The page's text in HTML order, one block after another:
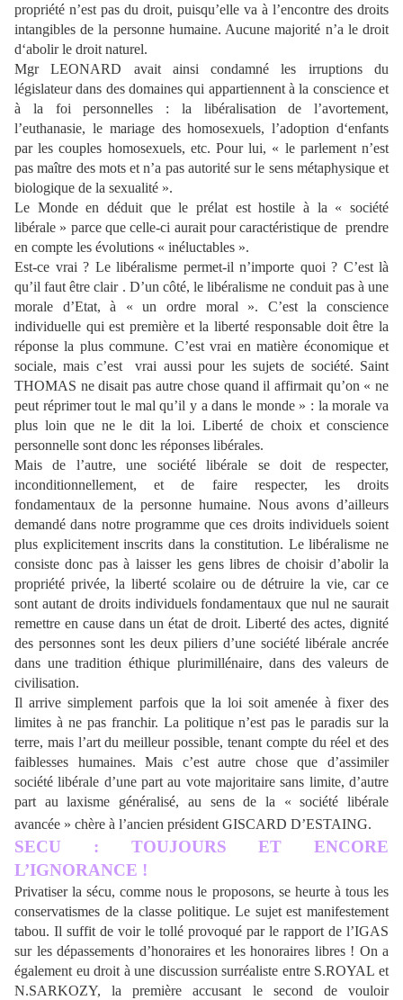
propriété n’est pas du droit, puisqu’elle va à l’encontre des droits
intangibles de la personne humaine. Aucune majorité n’a le droit
d‘abolir le droit naturel.
Mgr LEONARD avait ainsi condamné les irruptions du
législateur dans des domaines qui appartiennent à la conscience et
à la foi personnelles : la libéralisation de l’avortement,
l’euthanasie, le mariage des homosexuels, l’adoption d‘enfants
par les couples homosexuels, etc. Pour lui, « le parlement n’est
pas maître des mots et n’a pas autorité sur le sens métaphysique et
biologique de la sexualité ».
Le Monde en déduit que le prélat est hostile à la « société
libérale » parce que celle-ci aurait pour caractéristique de prendre
en compte les évolutions « inéluctables ».
Est-ce vrai ? Le libéralisme permet-il n’importe quoi ? C’est là
qu’il faut êtreclair . D’un côté, le libéralisme ne conduit pas à une
morale d’Etat, à « un ordre moral ». C’est la conscience
individuelle qui est première et la liberté responsable doit être la
réponse la plus commune. C’est vrai en matière économique et
sociale, mais c’est
vrai aussi pour les sujets de société. Saint
THOMAS ne disait pas autre chose quand il affirmait qu’on « ne
peut réprimer tout le mal qu’il y a dans le monde » : la morale va
plus loin que ne le dit la loi. Liberté de choix et conscience
personnelle sont donc les réponses libérales.
Mais de l’autre, une société libérale se doit de respecter,
inconditionnellement, et de faire respecter, les droits
fondamentaux de la personne humaine. Nous avons d’ailleurs
demandé dans notre programme que ces droits individuels soient
plus explicitement inscrits dans la constitution. Le libéralisme ne
consiste donc pas à laisser les gens libres de choisir d’abolir la
propriété privée, la liberté scolaire ou de détruire la vie, car ce
sont autant de droits individuels fondamentaux que nul ne saurait
remettre en cause dans un état de droit. Liberté des actes, dignité
des personnes sont les deux piliers d’une société libérale ancrée
dans une tradition éthique plurimillénaire, dans des valeurs de
civilisation.
Il arrive simplement parfois que la loi soit amenée à fixer des
limites à ne pas franchir. La politique n’est pas le paradis sur la
terre, mais l’art du meilleur possible, tenant compte du réel et des
faiblesses humaines. Mais c’est autre chose que d’assimiler
société libérale d’une part au vote majoritaire sans limite, d’autre
part au laxisme généralisé, au sens de la « société libérale
avancée » chère à l’ancien président GISCARD D’ESTAING.
SECU : TOUJOURS ET ENCORE
L’IGNORANCE !
Privatiser la sécu, comme nous le proposons, se heurte à tous les
conservatismes de la classe politique. Le sujet est manifestement
tabou. Il suffit de voir le tollé provoqué par le rapport de l’IGAS
sur les dépassements d’honoraires et les honoraires libres ! On a
également eu droit à une discussion surréaliste entre S.ROYAL et
N.SARKOZY, la première accusant le second de vouloir